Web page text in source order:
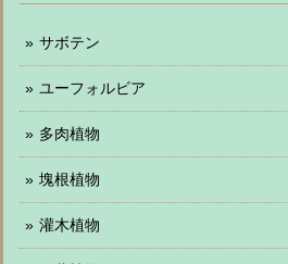
サボテン
ユーフォルビア
多肉植物
塊根植物
灌木植物